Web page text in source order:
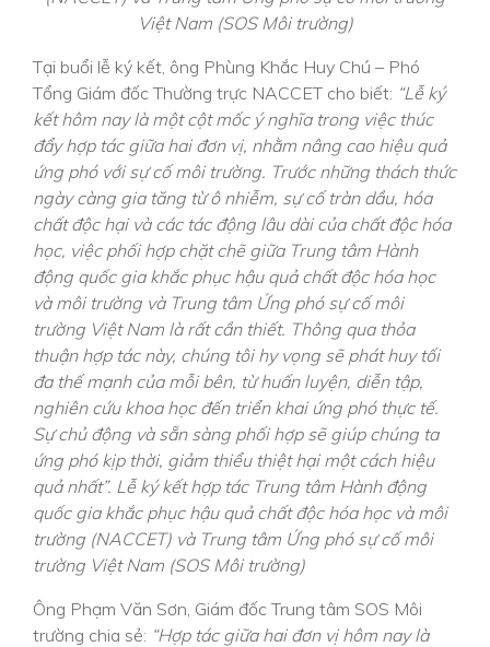
Việt Nam (SOS Môi trường)
Tại buổi lễ ký kết, ông Phùng Khắc Huy Chú – Phó
Tổng Giám đốc Thường trực NACCET cho biết: “Lễ ký
kết hôm nay là một cột mốc ý nghĩa trong việc thúc
đẩy hợp tác giữa hai đơn vị, nhằm nâng cao hiệu quả
ứng phó với sự cố môi trường. Trước những thách thức
ngày càng gia tăng từ ô nhiễm, sự cố tràn dầu, hóa
chất độc hại và các tác động lâu dài của chất độc hóa
học, việc phối hợp chặt chẽ giữa Trung tâm Hành
động quốc gia khắc phục hậu quả chất độc hóa học
và môi trường và Trung tâm Ứng phó sự cố môi
trường Việt Nam là rất cần thiết. Thông qua thỏa
thuận hợp tác này, chúng tôi hy vọng sẽ phát huy tối
đa thế mạnh của mỗi bên, từ huấn luyện, diễn tập,
nghiên cứu khoa học đến triển khai ứng phó thực tế.
Sự chủ động và sẵn sàng phối hợp sẽ giúp chúng ta
ứng phó kịp thời, giảm thiểu thiệt hại một cách hiệu
quả nhất”. Lễ ký kết hợp tác Trung tâm Hành động
quốc gia khắc phục hậu quả chất độc hóa học và môi
trường (NACCET) và Trung tâm Ứng phó sự cố môi
trường Việt Nam (SOS Môi trường)
Ông Phạm Văn Sơn, Giám đốc Trung tâm SOS Môi
trường chia sẻ: “Hợp tác giữa hai đơn vị hôm nay là